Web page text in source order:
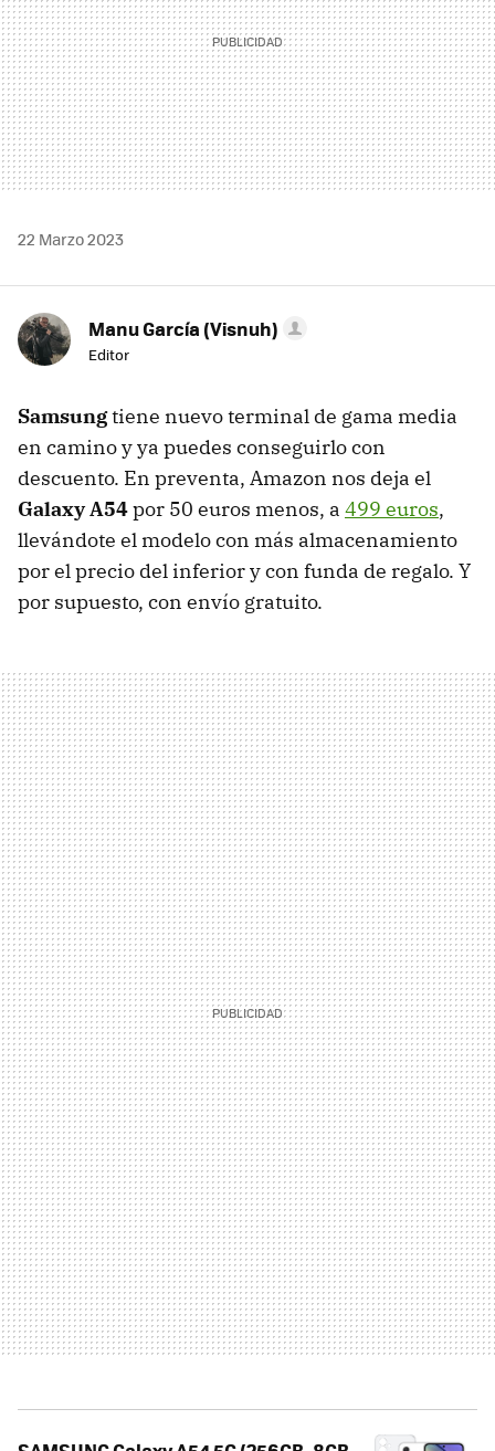
22 Marzo 2023
Manu García (Visnuh)
Editor
Samsungtiene nuevo terminal de gama media
en camino y ya puedes conseguirlo con
descuento. En preventa, Amazon nos deja el
Galaxy A54por 50 euros menos, a 499 euros,
llevándote el modelo con más almacenamiento
por el precio del inferior y con funda de regalo. Y
por supuesto, con envío gratuito.